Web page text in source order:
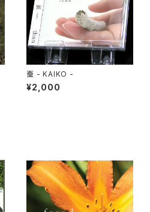
蚕 - KAIKO -
¥2,000